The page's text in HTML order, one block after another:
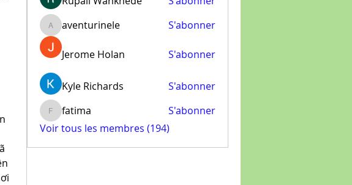
aventurinele
aventurinele S'abonner
Jerome Holan S'abonner
Kyle Richards S'abonner
fatima
fatima
S'abonner
Voir tous les membres (194)